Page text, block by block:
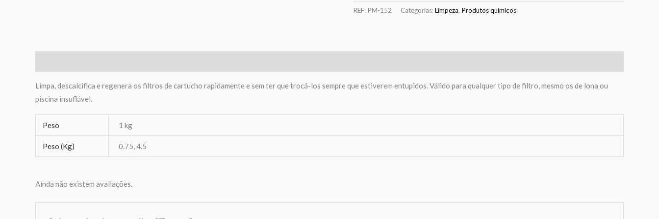
REF: PM-152 Categorias:Limpeza, Produtos químicos
Limpa, descalcifica e regenera os filtros de cartucho rapidamente e sem ter que trocá-los sempre que estiverem entupidos. Válido para qualquer tipo de filtro, mesmo os de lona ou
piscina insuflável.
Peso 1 kg
Peso (Kg) 0.75, 4.5
Ainda não existem avaliações.